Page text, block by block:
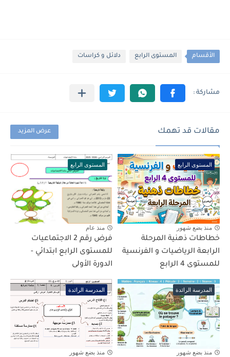
الأقسام المستوى الرابع دلائل و كراسات
مقالات قد تهمك عرض المزيد
المستوى الرابع
منذ بضع شهور
خطاطات ذهنية المرحلة
الرابعة الرياضيات و الفرنسية
للمستوى 4 الرابع
المستوى الرابع
منذ عام
فرض رقم 2 الاجتماعيات
للمستوى الرابع ابتدائي -
الدورة الأولى
المدرسة الرائدة
منذ بضع شهور
المدرسة الرائدة
منذ بضع شهور